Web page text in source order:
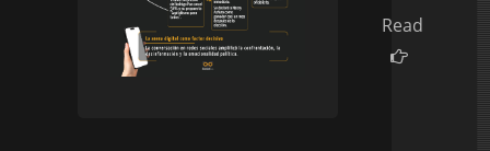
Read